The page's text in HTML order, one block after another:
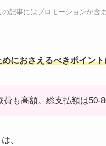
記事にはプロモーションが含
におさえるべきポイント
も高額。総支払額は50-
、